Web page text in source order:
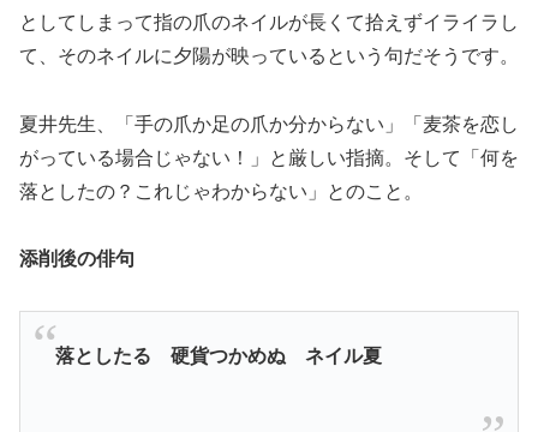
としてしまって指の爪のネイルが長くて拾えずイライラし
て、そのネイルに夕陽が映っているという句だそうです。
夏井先生、「手の爪か足の爪か分からない」「麦茶を恋し
がっている場合じゃない！」と厳しい指摘。そして「何を
落としたの？これじゃわからない」とのこと。
添削後の俳句
落としたる 硬貨つかめぬ ネイル夏